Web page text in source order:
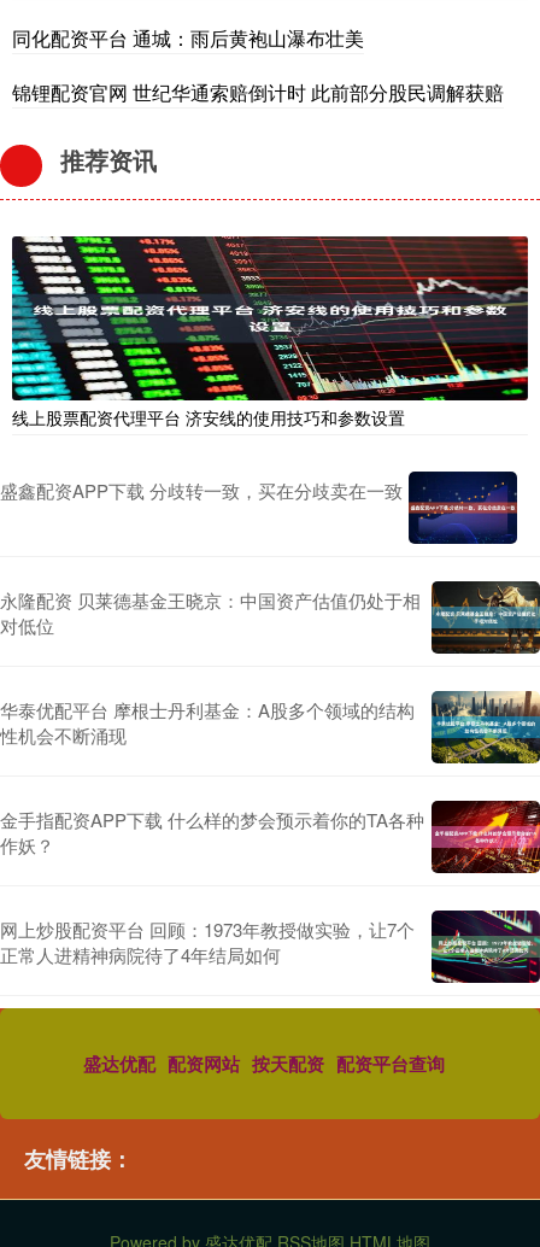
同化配资平台 通城：雨后黄袍山瀑布壮美
锦锂配资官网 世纪华通索赔倒计时 此前部分股民调解获赔
推荐资讯
线上股票配资代理平台 济安线的使用技巧和参数设置
盛鑫配资APP下载 分歧转一致，买在分歧卖在一致
永隆配资 贝莱德基金王晓京：中国资产估值仍处于相
对低位
华泰优配平台 摩根士丹利基金：A股多个领域的结构
性机会不断涌现
金手指配资APP下载 什么样的梦会预示着你的TA各种
作妖？
网上炒股配资平台 回顾：1973年教授做实验，让7个
正常人进精神病院待了4年结局如何
盛达优配 配资网站 按天配资 配资平台查询
友情链接：